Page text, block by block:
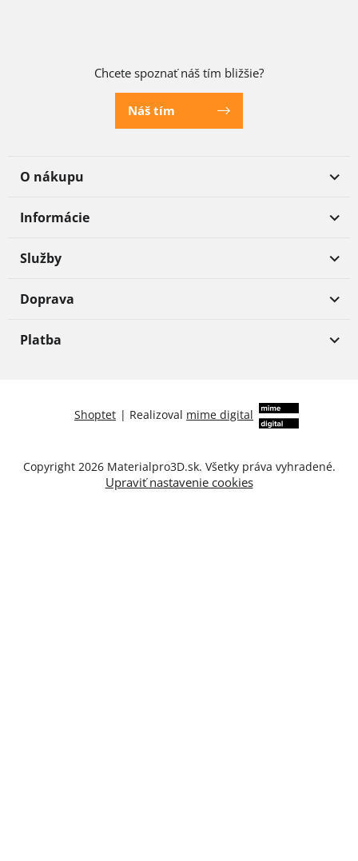
Chcete spoznať náš tím bližšie?
Náš tím
O nákupu
Informácie
Služby
Doprava
Platba
Shoptet | Realizoval mime digital
Copyright 2026 Materialpro3D.sk. Všetky práva vyhradené.
Upraviť nastavenie cookies